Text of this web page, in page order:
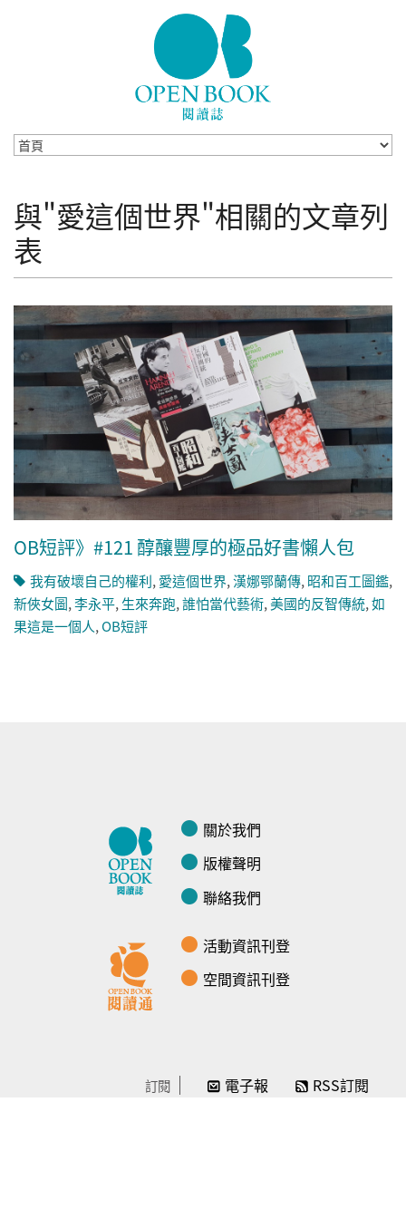
與"愛這個世界"相關的文章列
表
OB短評》#121 醇釀豐厚的極品好書懶人包
我有破壞自己的權利,愛這個世界,漢娜鄂蘭傳,昭和百工圖鑑,
新俠女圖,李永平,生來奔跑,誰怕當代藝術,美國的反智傳統,如
果這是一個人,OB短評
關於我們
版權聲明
聯絡我們
活動資訊刊登
空間資訊刊登
訂閱 電子報 RSS訂閱